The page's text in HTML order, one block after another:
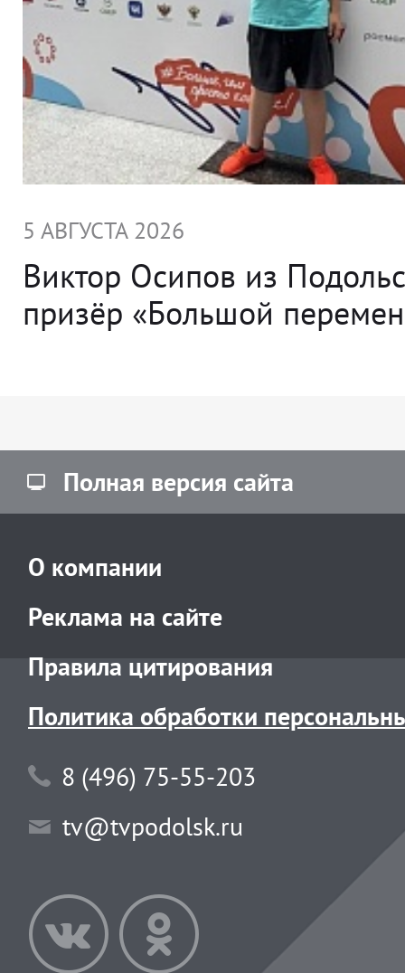
5 АВГУСТА 2026
Виктор Осипов из
призёр «Большой
Полная версия сайта
О компании
Реклама на сайте
Правила цитирования
Политика обработки
8 (496) 75-55-203
tv@tvpodolsk.ru